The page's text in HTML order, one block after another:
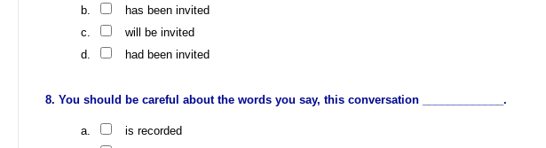
has been invited
will be invited
had been invited
You should be careful about the words you say, this conversation _____________.
is recorded